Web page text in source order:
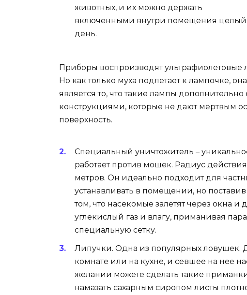
животных, и их можно держать
включенными внутри помещения целый
день.
Приборы воспроизводят ультрафиолетовые
Но как только муха подлетает к лампочке,
является то, что такие лампы
конструкциями, которые не дают мертвым
поверхность.
Специальный уничтожитель –
работает против мошек. Радиус
метров. Он идеально подходит для
устанавливать в помещении, но
том, что насекомые залетят через окна
углекислый газ и влагу, приманивая
специальную сетку.
Липучки. Одна из популярных ловушек.
комнате или на кухне, и севшее на нее
желании можете сделать такие
намазать сахарным сиропом листы